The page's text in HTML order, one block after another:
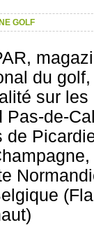
GOLF
du golf,
sur les
Pas-de-
de